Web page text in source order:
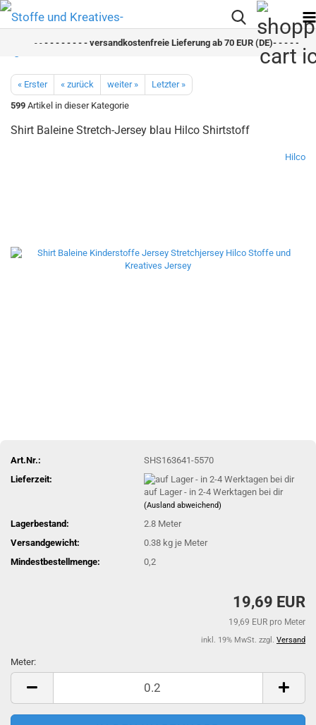
- - - - - - - - versandkostenfreie Lieferung ab 70 EUR (DE)- - - - - - - -
« Erster « zurück weiter »
Letzter »
599 Artikel in dieser Kategorie
Shirt Baleine Stretch-Jersey blau Hilco Shirtstoff
Hilco
Art.Nr.:
SHS163641-5570
Lieferzeit:
auf Lager - in 2-4 Werktagen bei dir
(Ausland abweichend)
Lagerbestand: 2.8 Meter
Versandgewicht:
0.38 kg je Meter
Mindestbestellmenge:
0,2
19,69 EUR
19,69 EUR pro Meter
inkl. 19% MwSt. zzgl. Versand
Meter:
Meter